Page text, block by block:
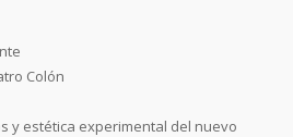
Colón
y estética experimental del nuevo